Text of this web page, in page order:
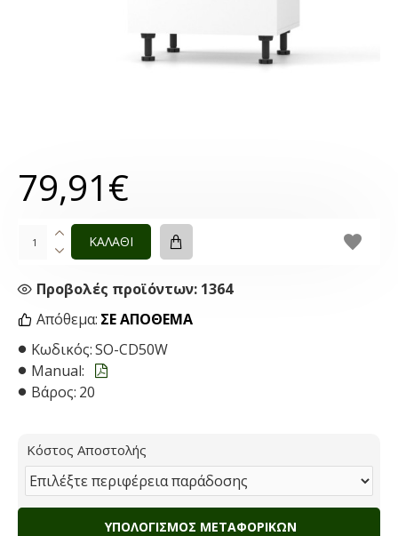
Απόθεμα: ΣΕ ΑΠΌΘΕΜΑ
Κωδικός:SO-CD50W
Manual:
Βάρος: 20
Προβολές προϊόντων: 1364
79,91€
ΚΑΛΑΘΙ
Κόστος Αποστολής
ΥΠΟΛΟΓΙΣΜΌΣ ΜΕΤΑΦΟΡΙΚΏΝ